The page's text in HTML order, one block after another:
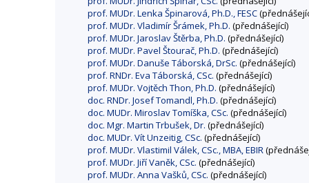
prof. MUDr. Lenka Špinarová, Ph.D., FESC
prof. MUDr. Vladimír Šrámek, Ph.D. (přednášející)
prof. MUDr. Jaroslav Štěrba, Ph.D. (přednášející)
prof. MUDr. Pavel Štourač, Ph.D. (přednášející)
prof. MUDr. Danuše Táborská, DrSc. (přednášející)
prof. RNDr. Eva Táborská, CSc. (přednášející)
prof. MUDr. Vojtěch Thon, Ph.D. (přednášející)
doc. RNDr. Josef Tomandl, Ph.D. (přednášející)
doc. MUDr. Miroslav Tomíška, CSc. (přednášející)
doc. Mgr. Martin Trbušek, Dr. (přednášející)
doc. MUDr. Vít Unzeitig, CSc. (přednášející)
prof. MUDr. Vlastimil Válek, CSc., MBA, EBIR
prof. MUDr. Jiří Vaněk, CSc. (přednášející)
prof. MUDr. Anna Vašků, CSc. (přednášející)